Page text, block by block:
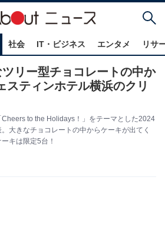
社会 IT・ビジネス エンタメ リサ
リー型チョコレートの中か
スティンホテル横浜のクリ
to the Holidays！」をテーマとした2024
大きなチョコレートの中からケーキが出てく
キは限定5台！